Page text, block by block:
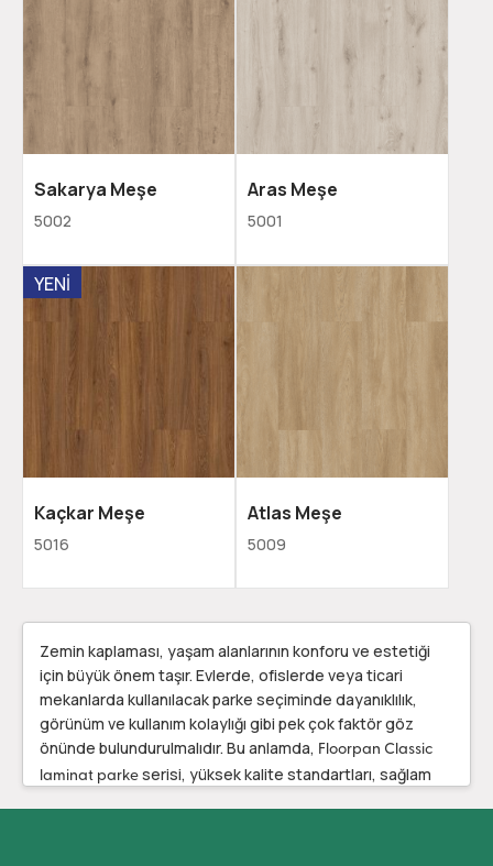
Sakarya Meşe
5002
Aras Meşe
5001
YENİ
Kaçkar Meşe
5016
Atlas Meşe
5009
Zemin kaplaması, yaşam alanlarının konforu ve estetiği
için büyük önem taşır. Evlerde, ofislerde veya ticari
mekanlarda kullanılacak parke seçiminde dayanıklılık,
görünüm ve kullanım kolaylığı gibi pek çok faktör göz
önünde bulundurulmalıdır. Bu anlamda, Floorpan Classic
laminat parke serisi, yüksek kalite standartları, sağlam